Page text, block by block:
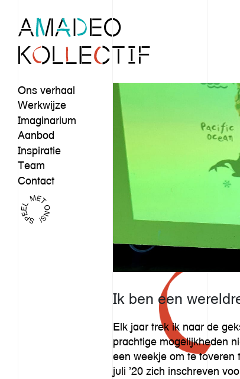
Ons verhaal
Werkwijze
Imaginarium
Aanbod
Inspiratie
Team
Contact
Ik ben een
Elk jaar trek ik naar de
prachtige mogelijkheden
een weekje om te toveren
juli ’20 zich inschreven